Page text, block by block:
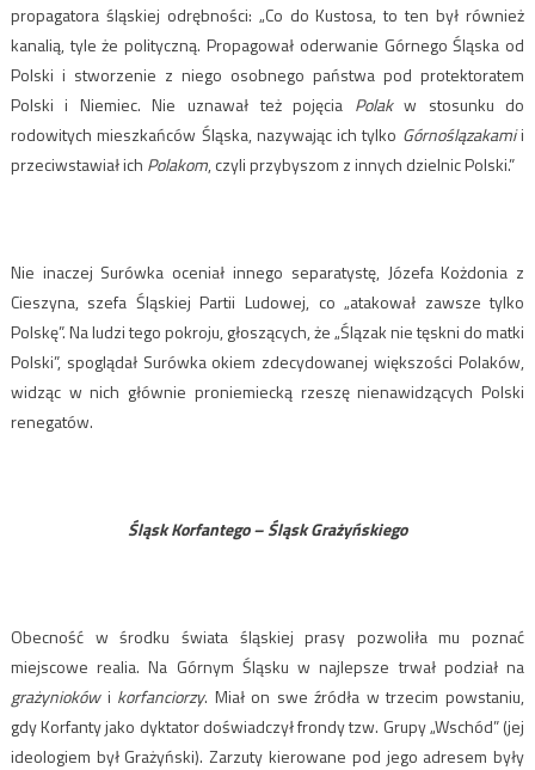
propagatora śląskiej odrębności: „Co do Kustosa, to ten był również
kanalią, tyle że polityczną. Propagował oderwanie Górnego Śląska od
Polski i stworzenie z niego osobnego państwa pod protektoratem
Polski i Niemiec. Nie uznawał też pojęcia Polakw stosunku do
rodowitych mieszkańców Śląska, nazywając ich tylko Górnoślązakamii
przeciwstawiał ich Polakom, czyli przybyszom z innych dzielnic Polski.”
Nie inaczej Surówka oceniał innego separatystę, Józefa Kożdonia z
Cieszyna, szefa Śląskiej Partii Ludowej, co „atakował zawsze tylko
Polskę”. Na ludzi tego pokroju, głoszących, że „Ślązak nie tęskni do matki
Polski”, spoglądał Surówka okiem zdecydowanej większości Polaków,
widząc w nich głównie proniemiecką rzeszę nienawidzących Polski
renegatów.
Śląsk Korfantego – Śląsk Grażyńskiego
Obecność w środku świata śląskiej prasy pozwoliła mu poznać
miejscowe realia. Na Górnym Śląsku w najlepsze trwał podział na
grażyniokówi korfanciorzy. Miał on swe źródła w trzecim powstaniu,
gdy Korfanty jako dyktator doświadczył frondy tzw. Grupy „Wschód” (jej
ideologiem był Grażyński). Zarzuty kierowane pod jego adresem były